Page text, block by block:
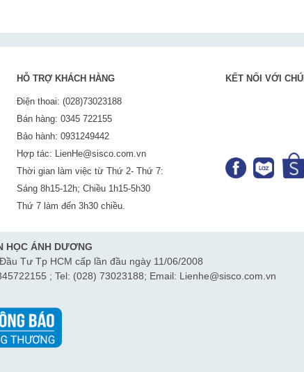
HỖ TRỢ KHÁCH HÀNG
Điện thoai: (028)73023188
Bán hàng: 0345 722155
Bảo hành: 0931249442
Hợp tác: LienHe@sisco.com.vn
Thời gian làm việc từ Thứ 2- Thứ 7:
Sáng 8h15-12h; Chiều 1h15-5h30
Thứ 7 làm đến 3h30 chiều.
KẾT NỐI VỚI
HỌC ÁNH DƯƠNG
Tư Tp HCM cấp lần đầu ngày 11/06/2008
; Tel: (028) 73023188; Email: Lienhe@sisco.com.vn